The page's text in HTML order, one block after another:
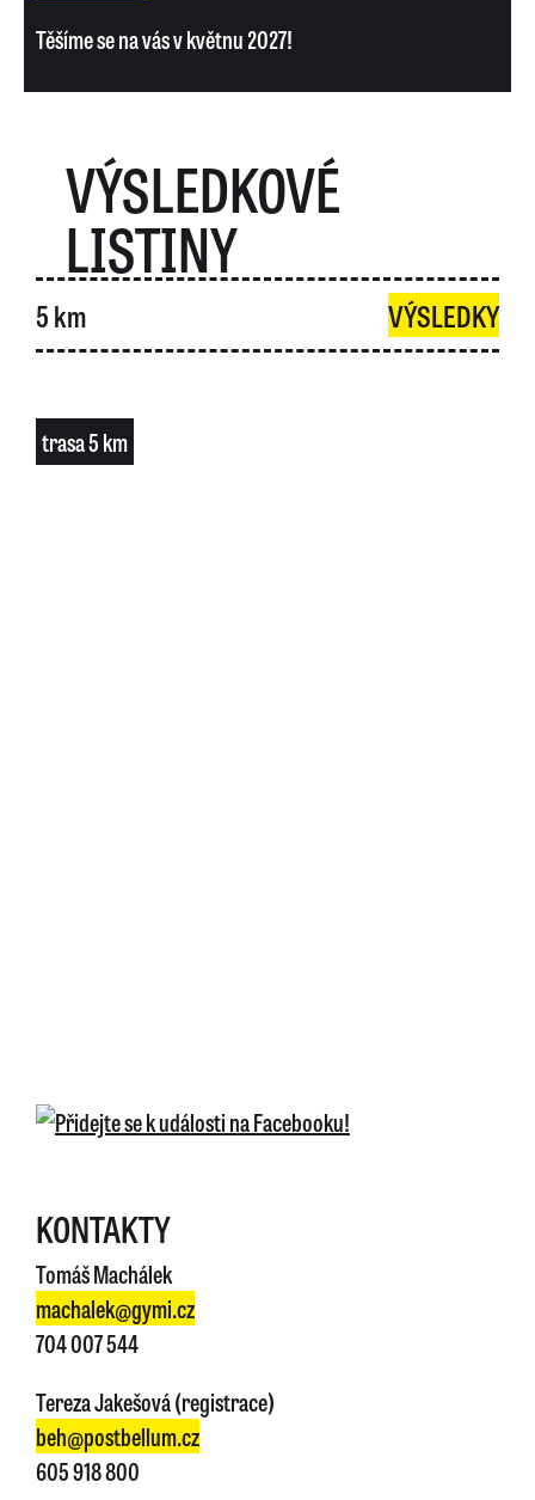
Těšíme se na vás v květnu 2027!
VÝSLEDKOVÉ
LISTINY
5 km VÝSLEDKY
trasa 5 km
KONTAKTY
Tomáš Machálek
machalek@gymi.cz
704 007 544
Tereza Jakešová (registrace)
beh@postbellum.cz
605 918 800